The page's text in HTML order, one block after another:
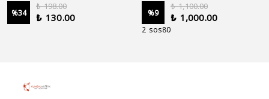
%34
₺ 198.00
₺ 130.00 %9
₺ 1,100.00
₺ 1,000.00
2 sos80